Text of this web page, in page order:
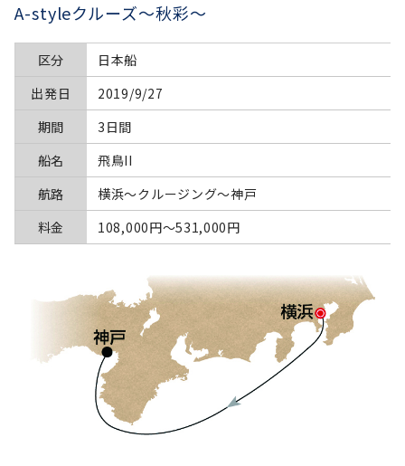
A-styleクルーズ～秋彩～
区分
日本船
出発日
2019/9/27
期間
3日間
船名
飛鳥II
航路
横浜～クルージング～神戸
料金
108,000円〜531,000円